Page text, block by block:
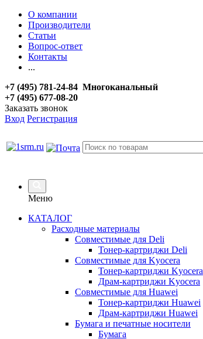
О компании
Производители
Статьи
Вопрос-ответ
Контакты
...
+7 (495) 781-24-84 Многоканальный
+7 (495) 677-08-20
Заказать звонок
Вход Регистрация
Меню
КАТАЛОГ
Расходные материалы
Совместимые для Deli
Тонер-картриджи Deli
Совместимые для Kyocera
Тонер-картриджи Kyocera
Драм-картриджи Kyocera
Совместимые для Huawei
Тонер-картриджи Huawei
Драм-картриджи Huawei
Бумага и печатные носители
Бумага